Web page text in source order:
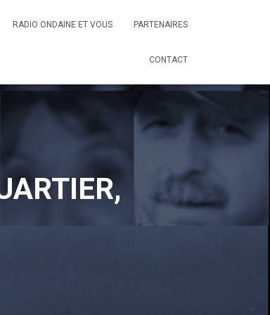
RADIO ONDAINE ET VOUS PARTENAIRES
CONTACT